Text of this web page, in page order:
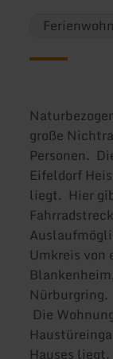
große
Personen.
Eifeldorf
liegt. Hier
Umkreis von
Nürburgring.
Die
Hauses